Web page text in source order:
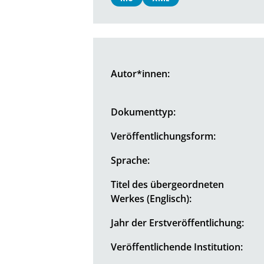
Autor*innen:
Dokumenttyp:
Veröffentlichungsform:
Sprache:
Titel des übergeordneten
Werkes (Englisch):
Jahr der Erstveröffentlichung:
Veröffentlichende Institution: